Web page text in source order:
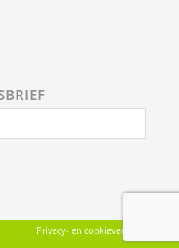
Privacy- en cookieverklaring